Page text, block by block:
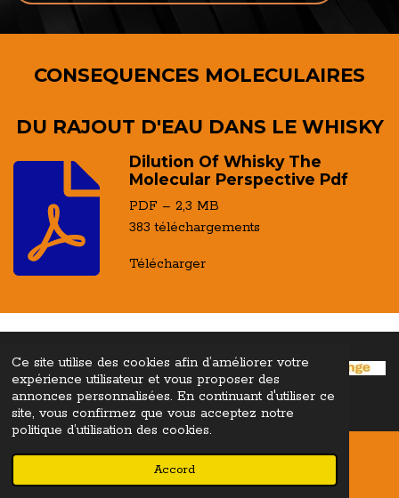
Ce site utilise des cookies afin d’améliorer votre
expérience utilisateur et vous proposer des
annonces personnalisées. En continuant d'utiliser ce
site, vous confirmez que vous acceptez notre
politique d’utilisation des cookies.
Accord
CONSEQUENCES MOLECULAIRES
DU RAJOUT D'EAU DANS LE WHISKY
Dilution Of Whisky The
Molecular Perspective Pdf
PDF – 2,3 MB
383 téléchargements
Télécharger
© 2022 - 2026 Whisky Lovers Encyclopediae © "Tous droits réservés"
Propulsé parWebador
Téléphone